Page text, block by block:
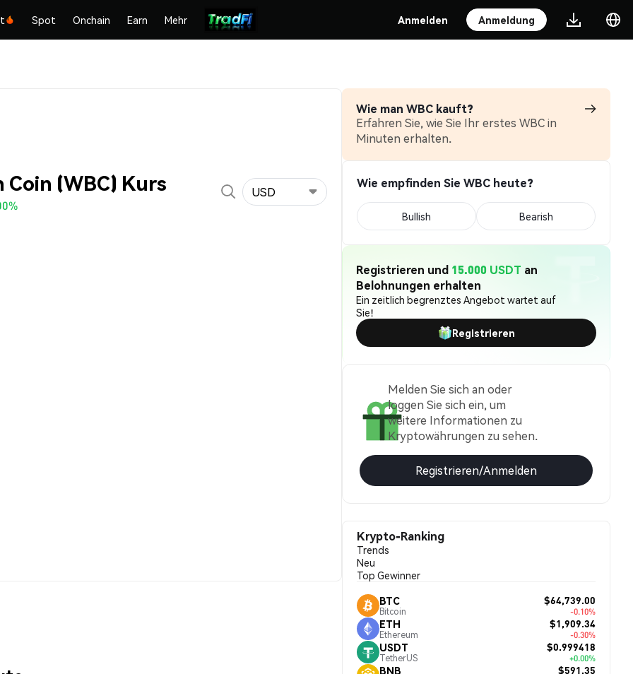
Spot Onchain Earn Mehr Anmelden Anmeldung
(WBC) Kurs USD
Wie man WBC kauft?
Erfahren Sie, wie Sie Ihr erstes WBC in
Minuten erhalten.
Wie empfinden Sie WBC heute?
Bullish Bearish
Registrieren und 15.000 USDT an
Belohnungen erhalten
Ein zeitlich begrenztes Angebot wartet auf
Sie!
Registrieren
Melden Sie sich an oder
loggen Sie sich ein, um
weitere Informationen zu
Kryptowährungen zu sehen.
Registrieren/Anmelden
Krypto-Ranking
Trends
Neu
Top Gewinner
BTC
Bitcoin
$64,739.00
-0.10%
ETH
Ethereum
$1,909.34
-0.30%
USDT
TetherUS
$0.999418
+0.00%
BNB $591.35